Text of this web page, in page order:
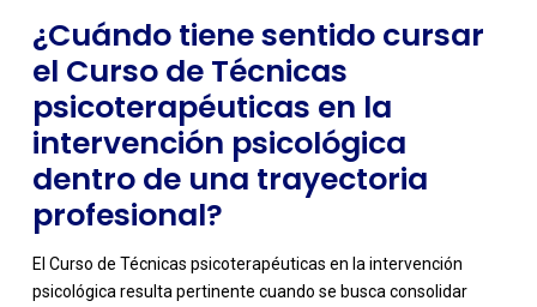
¿Cuándo tiene sentido cursar
el Curso de Técnicas
psicoterapéuticas en la
intervención psicológica
dentro de una trayectoria
profesional?
El Curso de Técnicas psicoterapéuticas en la intervención
psicológica resulta pertinente cuando se busca consolidar